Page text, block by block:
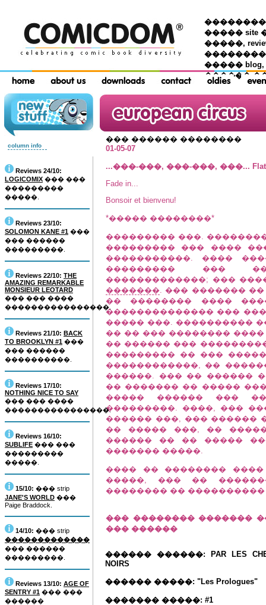
���������
����� site
�����,
����� blog,
������
column info
Reviews 24/10:
LOGICOMIX ��� ���
���������
�����.
Reviews 23/10:
SOLOMON KANE #1 ���
��� ������
���������.
Reviews 22/10: THE
AMAZING REMARKABLE
MONSIEUR LEOTARD
��� ��� ����
����������������.
Reviews 21/10: BACK
TO BROOKLYN #1 ���
��� ������
����������.
Reviews 17/10:
NOTHING NICE TO SAY
��� ��� ����
����������������.
Reviews 16/10:
SUBLIFE ��� ���
���������
�����.
15/10: ��� strip
JANE'S WORLD ���
Paige Braddock.
14/10: ��� strip
�������������
��� ������
���������.
Reviews 13/10: AGE OF
SENTRY #1 ��� ���
������
��� ������ ��������
01-05-07
...���-���, ���-���, ���... Flat
Fade in...
Bonsoir et bienvenu!
*����� ��������*
��������� ���.
��������� ��� ����
�����������. ����
��������� ���
�������������; ���
�������. ��� �������
�� �������� ����
�������������� ���
����� ���. ����������
�� �� ��� ��������
�� ������ ���
��������� �� ���
������������, ��
������. ��� �� ������
�� ������� �� �����
����� ������ ���
���������. ����, ���
������ ���, ��� ������
�� ����� ���, ��
������ �� �� �����
������� �����.
���� �� ��������
�����, ��� ��
�������� �� ����������
��� �������� �������
��� ������
������ ������: PAR LES
NOIRS
������ �����: "Les Prologues"
������� �����: #1